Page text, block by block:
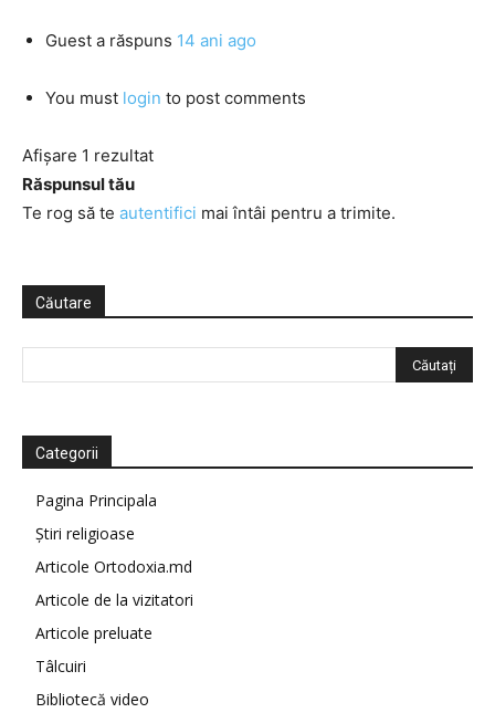
Guest a răspuns 14 ani ago
You must login to post comments
Afișare 1 rezultat
Răspunsul tău
Te rog să te autentifici mai întâi pentru a trimite.
Căutare
Categorii
Pagina Principala
Știri religioase
Articole Ortodoxia.md
Articole de la vizitatori
Articole preluate
Tâlcuiri
Bibliotecă video